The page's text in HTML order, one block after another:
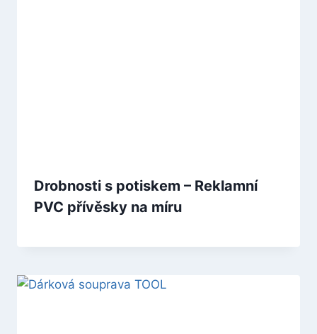
Drobnosti s potiskem – Reklamní
PVC přívěsky na míru